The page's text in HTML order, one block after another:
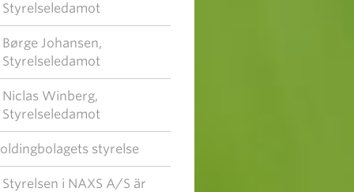
Styrelseledamot
Børge Johansen,
Styrelseledamot
Niclas Winberg,
Styrelseledamot
styrelse
Styrelsen i NAXS A/S är